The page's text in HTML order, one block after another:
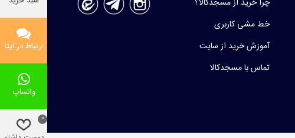
خط مشی کاربری
آموزش خرید از سایت
تماس با مسجدکالا
ارتباط در ایتا
واتساپ
0